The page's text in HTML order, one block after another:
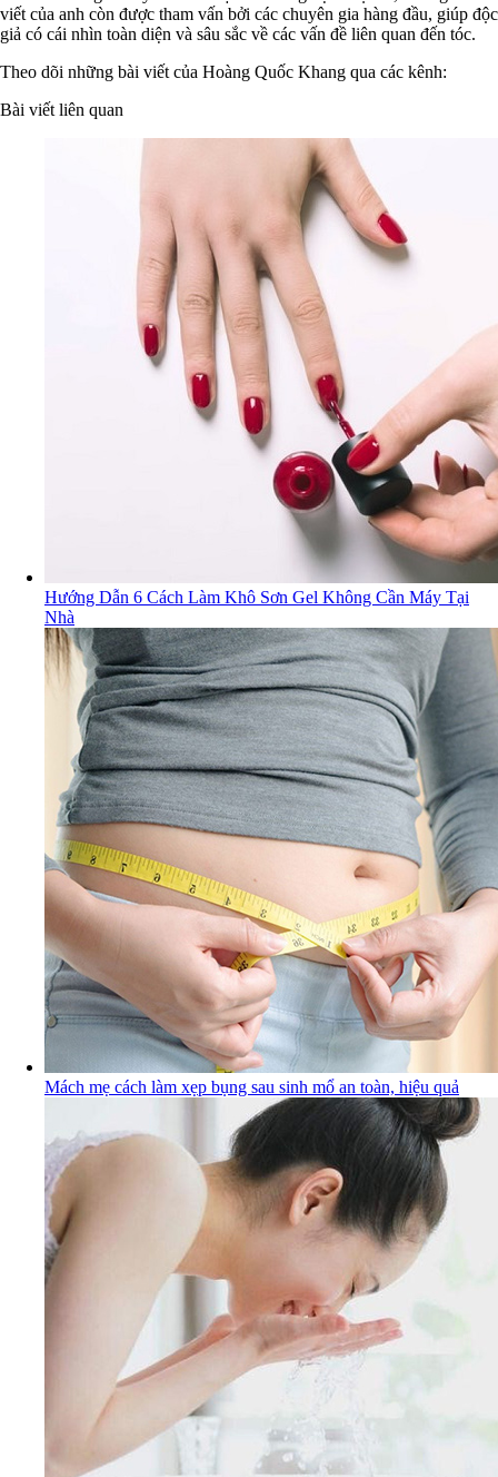
viết của anh còn được tham vấn bởi các chuyên gia hàng đầu, giúp độc
giả có cái nhìn toàn diện và sâu sắc về các vấn đề liên quan đến tóc.
Theo dõi những bài viết của Hoàng Quốc Khang qua các kênh:
Bài viết liên quan
Hướng Dẫn 6 Cách Làm Khô Sơn Gel Không Cần Máy Tại
Nhà
Mách mẹ cách làm xẹp bụng sau sinh mổ an toàn, hiệu quả